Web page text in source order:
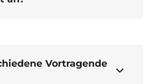
Vortragende
